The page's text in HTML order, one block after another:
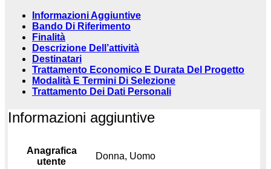
Informazioni Aggiuntive
Bando Di Riferimento
Finalità
Descrizione Dell’attività
Destinatari
Trattamento Economico E Durata Del Progetto
Modalità E Termini Di Selezione
Trattamento Dei Dati Personali
Informazioni aggiuntive
Anagrafica
utente
Donna, Uomo